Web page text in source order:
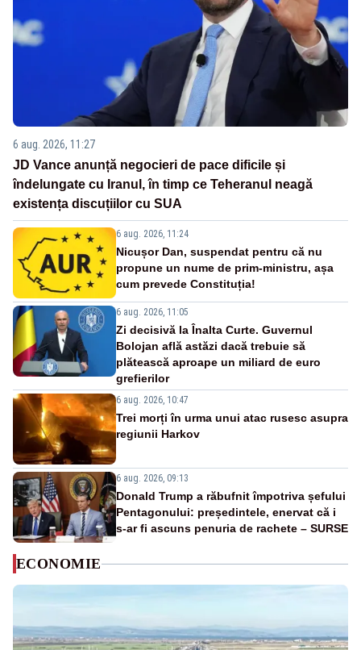
6 aug. 2026, 11:27
JD Vance anunță negocieri de pace dificile și
îndelungate cu Iranul, în timp ce Teheranul neagă
existența discuțiilor cu SUA
6 aug. 2026, 11:24
Nicușor Dan, suspendat pentru că nu
propune un nume de prim-ministru, așa
cum prevede Constituția!
6 aug. 2026, 11:05
Zi decisivă la Înalta Curte. Guvernul
Bolojan află astăzi dacă trebuie să
plătească aproape un miliard de euro
grefierilor
6 aug. 2026, 10:47
Trei morți în urma unui atac rusesc asupra
regiunii Harkov
6 aug. 2026, 09:13
Donald Trump a răbufnit împotriva șefului
Pentagonului: președintele, enervat că i
s-ar fi ascuns penuria de rachete – SURSE
ECONOMIE